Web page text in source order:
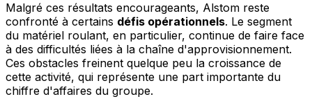
Malgré ces résultats encourageants, Alstom reste
confronté à certains défis opérationnels. Le segment
du matériel roulant, en particulier, continue de faire face
à des difficultés liées à la chaîne d'approvisionnement.
Ces obstacles freinent quelque peu la croissance de
cette activité, qui représente une part importante du
chiffre d'affaires du groupe.